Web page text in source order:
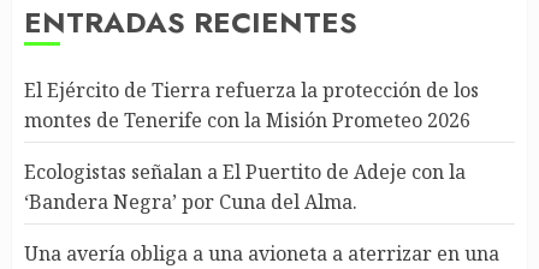
ENTRADAS RECIENTES
El Ejército de Tierra refuerza la protección de los
montes de Tenerife con la Misión Prometeo 2026
Ecologistas señalan a El Puertito de Adeje con la
‘Bandera Negra’ por Cuna del Alma.
Una avería obliga a una avioneta a aterrizar en una